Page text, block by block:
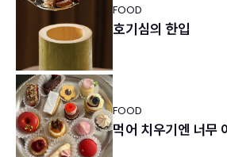
FOOD
호기심의 한입
FOOD
먹어 치우기엔 너무